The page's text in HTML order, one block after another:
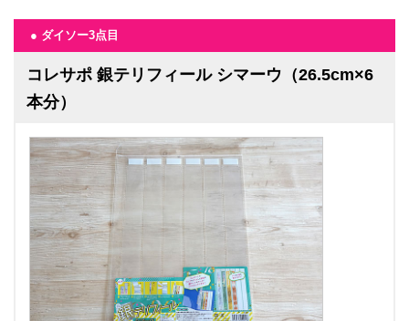
● ダイソー3点目
コレサポ 銀テリフィール シマーウ（26.5cm×6
本分）